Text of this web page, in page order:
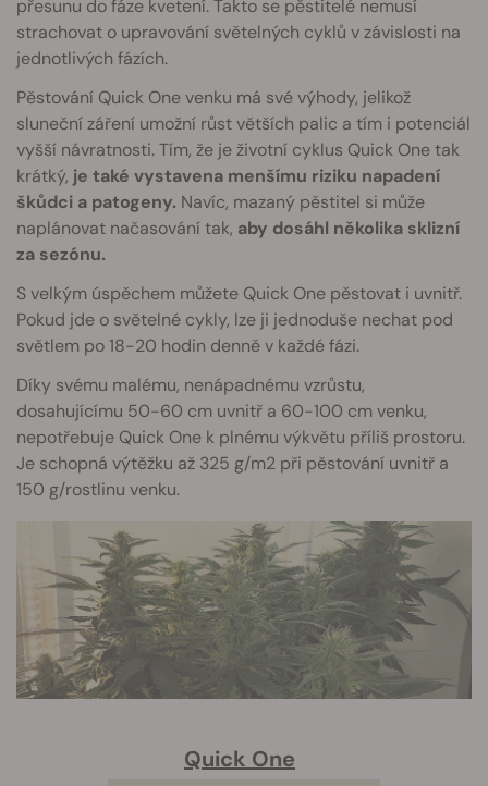
přesunu do fáze kvetení. Takto se pěstitelé nemusí
strachovat o upravování světelných cyklů v závislosti na
jednotlivých fázích.
Pěstování Quick One venku má své výhody, jelikož
sluneční záření umožní růst větších palic a tím i potenciál
vyšší návratnosti. Tím, že je životní cyklus Quick One tak
krátký, je také vystavena menšímu riziku napadení
škůdci a patogeny. Navíc, mazaný pěstitel si může
naplánovat načasování tak, aby dosáhl několika sklizní
za sezónu.
S velkým úspěchem můžete Quick One pěstovat i uvnitř.
Pokud jde o světelné cykly, lze ji jednoduše nechat pod
světlem po 18-20 hodin denně v každé fázi.
Díky svému malému, nenápadnému vzrůstu,
dosahujícímu 50-60 cm uvnitř a 60-100 cm venku,
nepotřebuje Quick One k plnému výkvětu příliš prostoru.
Je schopná výtěžku až 325 g/m2 při pěstování uvnitř a
150 g/rostlinu venku.
Quick One